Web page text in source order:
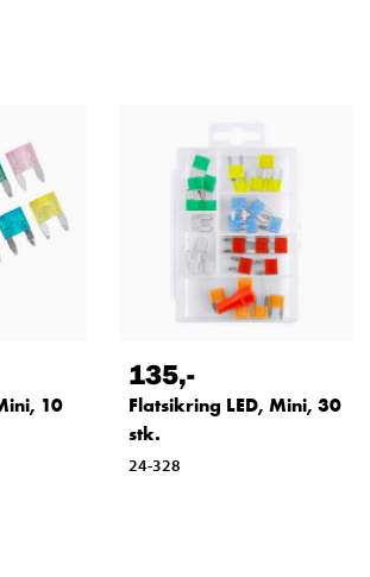
10
135,-
Flatsikring LED, Mini, 30
stk.
24-328